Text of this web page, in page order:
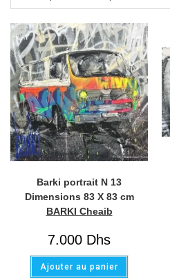
Barki portrait N 13
Dimensions 83 X 83 cm
BARKI Cheaib
7.000 Dhs
Ajouter au panier